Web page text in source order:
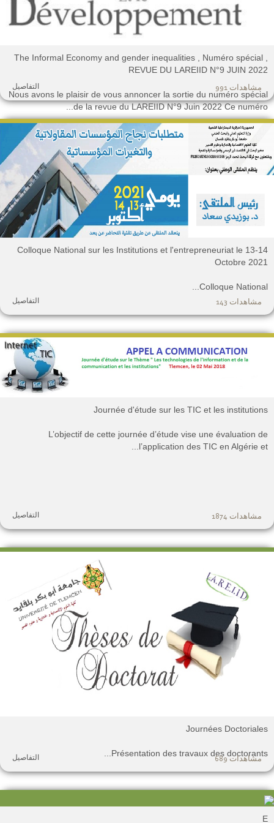
The Informal Economy and gender inequalities , Numéro spécial
REVUE DU LAREIID N°9 JUIN
Nous avons le plaisir de vous annoncer la sortie du numéro
de la revue du LAREIID N°9 Juin 2022 Ce
مشاهدات 991 التفاصيل
Colloque National sur les Institutions et l'entrepreneuriat le 13-
Octobre
Colloque
مشاهدات 143 التفاصيل
Journée d'étude sur les TIC et les
L’objectif de cette journée d’étude vise une évaluation
l’application des TIC en Algérie
مشاهدات 1874 التفاصيل
Journées
Présentation des travaux des
مشاهدات 689 التفاصيل